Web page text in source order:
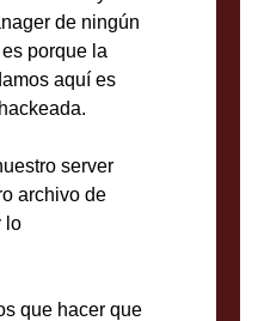
de ningún
porque la
aquí es
server
archivo de
lo
que hacer que